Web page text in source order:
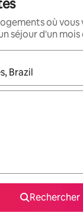
où
séjour d'un mois
s'affichent,
Rechercher